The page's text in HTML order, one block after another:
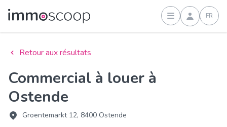
Connexion
FR
Retour aux résultats
Commercial à louer à
Ostende
Groentemarkt 12, 8400 Ostende